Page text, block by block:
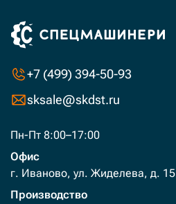
+7 (499) 394-50-93
sksale@skdst.ru
Пн-Пт 8:00–17:00
Офис
г. Иваново, ул. Жиделева, д. 15
Производство